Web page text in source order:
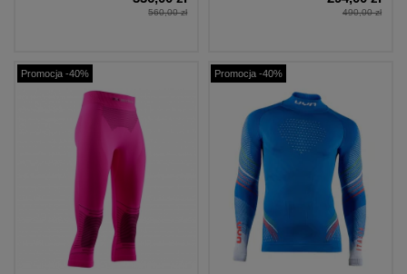
560,00 zł 490,00 zł
Promocja -40% Promocja -40%